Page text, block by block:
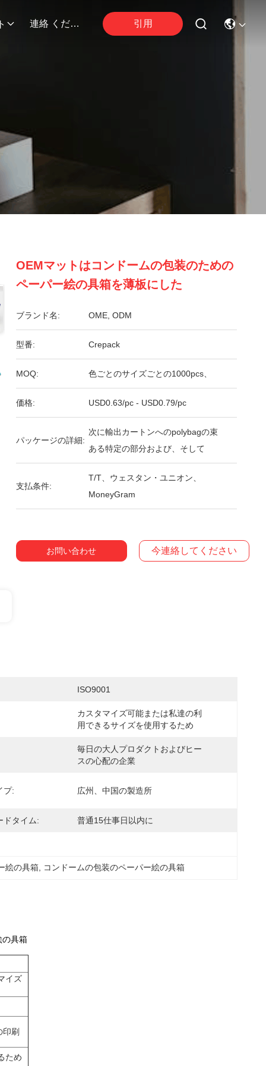
連絡 ください 引用
OEMマットはコンドームの包装のための
ペーパー絵の具箱を薄板にした
ブランド名: OME, ODM
型番: Crepack
MOQ: 色ごとのサイズごとの1000pcs、
価格: USD0.63/pc - USD0.79/pc
パッケージの詳細:
次に輸出カートンへのpolybagの束
ある特定の部分および、そして
支払条件:
T/T、ウェスタン・ユニオン、
MoneyGram
お問い合わせ 今連絡してください
ISO9001
カスタマイズ可能または私達の利
用できるサイズを使用するため
毎日の大人プロダクトおよびヒー
スの心配の企業
プ: 広州、中国の製造所
ドタイム: 普通15仕事日以内に
絵の具箱 コンドームの包装のペーパー絵の具箱
の具箱
イズ
刷
ため